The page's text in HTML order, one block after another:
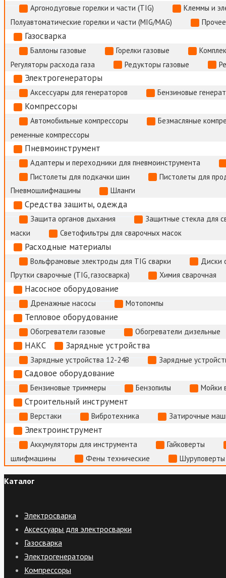
Аргонодуговые горелки и части (TIG)
Клеммы и
Полуавтоматические горелки и части (MIG/MAG)
Газосварка
Баллоны газовые Горелки газовые
Регуляторы расхода газа
Редукторы газовые
Электрогенераторы
Аксессуары для генераторов Бензиновые
Компрессоры
Автомобильные компрессоры
Безмасляные
ременные компрессоры
Пневмоинструмент
Адаптеры и переходники для пневмоинструмента
Пистолеты для подкачки шин
Пистолеты для
Пневмошлифмашины
Шланги
Средства защиты, одежда
Защита органов дыхания
Защитные стекла для
маски
Светофильтры для сварочных масок
Расходные материалы
Вольфрамовые электроды для TIG сварки
Диски
Прутки сварочные (TIG, газосварка)
Химия сварочная
Насосное оборудование
Дренажные насосы Мотопомпы
Тепловое оборудование
Обогреватели газовые Обогреватели дизельные
НАКС Зарядные устройства
Зарядные устройства 12-24В Зарядные
Садовое оборудование
Бензиновые триммеры Бензопилы Мойки
Строительный инструмент
Верстаки Вибротехника Затирочные
Электроинструмент
Аккумуляторы для инструмента
Гайковерты
шлифмашины
Фены технические
Каталог
Электросварка
Аксессуары для электросварки
Газосварка
Электрогенераторы
Компрессоры